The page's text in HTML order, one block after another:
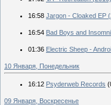
16:58 Jargon - Cloaked EP
16:54 Bad Boys and
01:36 Electric Sheep -
10 Января, Понедельник
16:12 Psyderweb Records
09 Января, Воскресенье